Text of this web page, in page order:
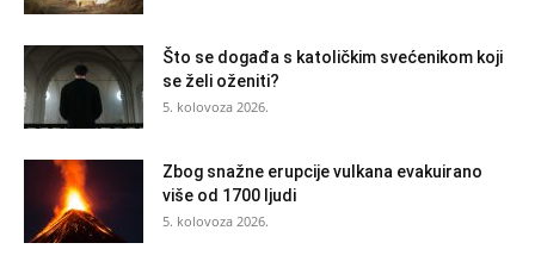
Što se događa s katoličkim svećenikom koji
se želi oženiti?
5. kolovoza 2026.
Zbog snažne erupcije vulkana evakuirano
više od 1700 ljudi
5. kolovoza 2026.